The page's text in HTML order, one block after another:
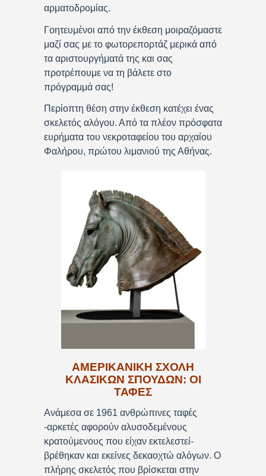
αρματοδρομίας.
Γοητευμένοι από την έκθεση μοιραζόμαστε
μαζί σας με το φωτορεπορτάζ μερικά από
τα αριστουργήματά της και σας
προτρέπουμε να τη βάλετε στο
πρόγραμμά σας!
Περίοπτη θέση στην έκθεση κατέχει ένας
σκελετός αλόγου. Από τα πλέον πρόσφατα
ευρήματα του νεκροταφείου του αρχαίου
Φαλήρου, πρώτου λιμανιού της Αθήνας.
ΑΜΕΡΙΚΑΝΙΚΗ ΣΧΟΛΗ
ΚΛΑΣΙΚΩΝ ΣΠΟΥΔΩΝ: ΟΙ
ΤΑΦΕΣ
Ανάμεσα σε 1961 ανθρώπινες ταφές
-αρκετές αφορούν αλυσοδεμένους
κρατούμενους που είχαν εκτελεστεί-
βρέθηκαν και εκείνες δεκαοχτώ αλόγων. Ο
πλήρης σκελετός που βρίσκεται στην